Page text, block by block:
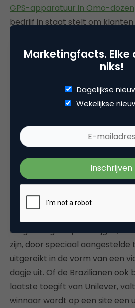
GPS-apparatuur in Omo-dozen
bedrijf in staat stelt om klanten
De gelukkige kopers krijgen,
zijn, door speciaal aangestelde
uitgereikt in de vorm van een
dagje uit. Of de Brazilianen ook
laatste toegift van Unilever,
winnaar wordt op een site een
Marketingfacts. Elke
niks!
Dagelijkse
Wekelijkse